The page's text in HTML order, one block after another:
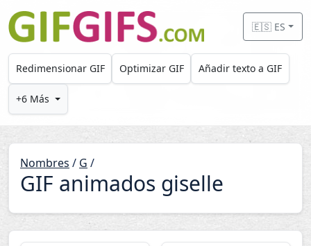
Skip to main content
🇪🇸 ES
Redimensionar GIF Optimizar GIF Añadir texto a GIF
+6 Más
Nombres / G /
GIF animados giselle